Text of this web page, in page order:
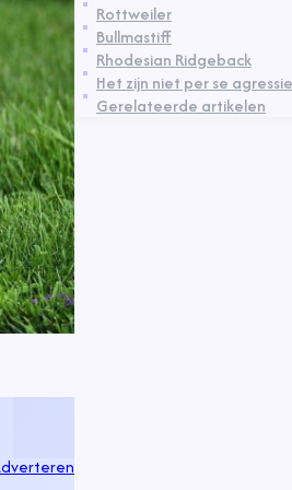
Rottweiler
Bullmastiff
Rhodesian Ridgeback
Het zijn niet per se
Gerelateerde artikelen